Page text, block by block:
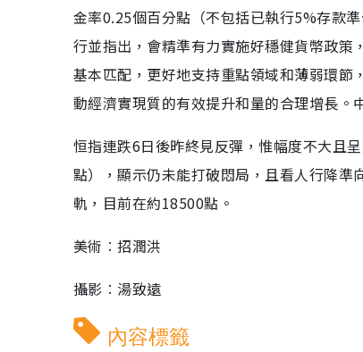
金率0.25個百分點（不包括已執行5%存款
行並指出，會精準有力實施好穩健貨幣政
基本匹配，更好地支持重點領域和薄弱環
動經濟實現質的有效提升和量的合理增長
恒指連跌6日後昨終見反彈，惟幅度不大且
點），顯示仍未能打破悶局，且看人行降
軌，目前在約18500點。
美術︰招潤洪
攝影︰湯致遠
內容標籤